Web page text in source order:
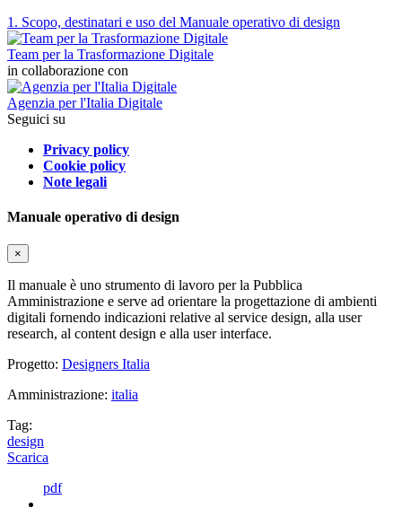
1. Scopo, destinatari e uso del Manuale operativo di design
Team per la Trasformazione Digitale
in collaborazione con
Agenzia per l'Italia Digitale
Seguici su
Privacy policy
Cookie policy
Note legali
Manuale operativo di design
×
Il manuale è uno strumento di lavoro per la Pubblica
Amministrazione e serve ad orientare la progettazione di ambienti
digitali fornendo indicazioni relative al service design, alla user
research, al content design e alla user interface.
Progetto: Designers Italia
Amministrazione: italia
Tag:
design
Scarica
pdf